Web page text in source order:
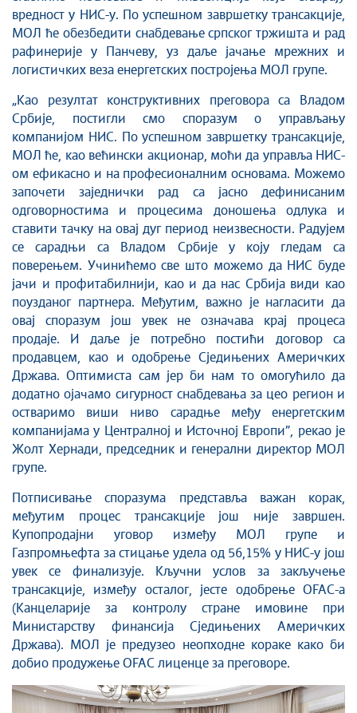
вредност у НИС-у. По успешном завршетку трансакције,
МОЛ ће обезбедити снабдевање српског тржишта и рад
рафинерије у Панчеву, уз даље јачање мрежних и
логистичких веза енергетских постројења МОЛ групе.
„Као резултат конструктивних преговора са Владом
Србије, постигли смо споразум о управљању
компанијом НИС. По успешном завршетку трансакције,
МОЛ ће, као већински акционар, моћи да управља НИС-
ом ефикасно и на професионалним основама. Можемо
започети заједнички рад са јасно дефинисаним
одговорностима и процесима доношења одлука и
ставити тачку на овај дуг период неизвесности. Радујем
се сарадњи са Владом Србије у коју гледам са
поверењем. Учинићемо све што можемо да НИС буде
јачи и профитабилнији, као и да нас Србија види као
поузданог партнера. Међутим, важно је нагласити да
овај споразум још увек не означава крај процеса
продаје. И даље је потребно постићи договор са
продавцем, као и одобрење Сједињених Америчких
Држава. Оптимиста сам јер би нам то омогућило да
додатно ојачамо сигурност снабдевања за цео регион и
остваримо виши ниво сарадње међу енергетским
компанијама у Централној и Источној Европи”, рекао је
Жолт Хернади, председник и генерални директор МОЛ
групе.
Потписивање споразума представља важан корак,
међутим процес трансакције још није завршен.
Купопродајни уговор између МОЛ групе и
Газпромњефта за стицање удела од 56,15% у НИС-у још
увек се финализује. Кључни услов за закључење
трансакције, између осталог, јесте одобрење OFAC-а
(Канцеларије за контролу стране имовине при
Министарству финансија Сједињених Америчких
Држава). МОЛ је предузео неопходне кораке како би
добио продужење OFAC лиценце за преговоре.